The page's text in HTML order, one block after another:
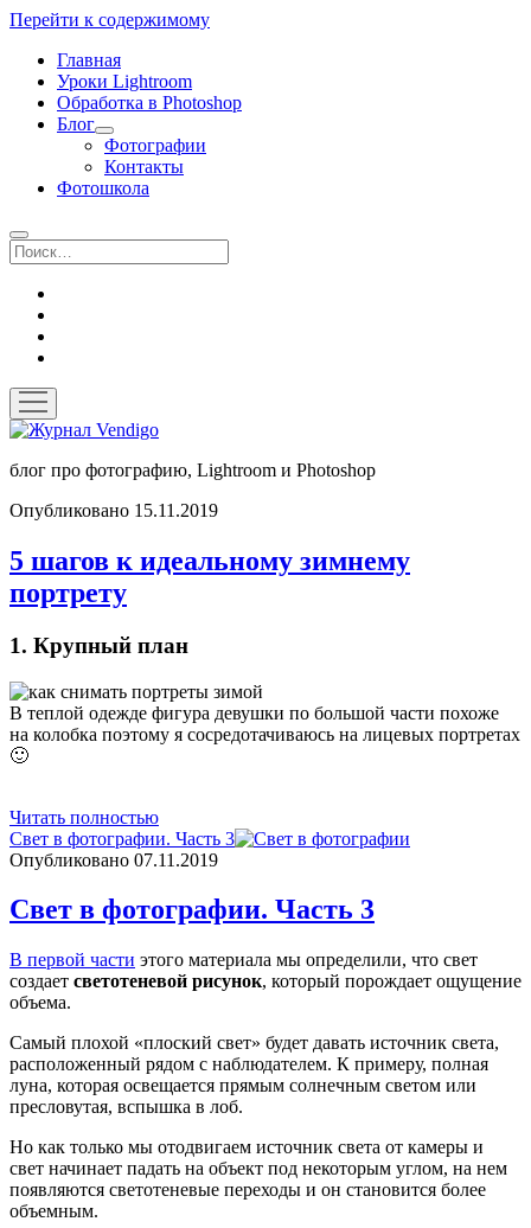
Перейти к содержимому
Главная
Уроки Lightroom
Обработка в Photoshop
Блог
открыть
выпадающее
меню
Фотографии
Контакты
Фотошкола
Поиск
открыть
меню
Журнал
блог про фотографию, Lightroom и Photoshop
Журнал
Vendigo
Записи
Опубликовано 15.11.2019
5 шагов к идеальному зимнему
портрету
1. Крупный план
В теплой одежде фигура девушки по большой части похоже
на колобка поэтому я сосредотачиваюсь на лицевых портретах
🙂
Читать полностью5
шагов
к
зимнему
портрету
Свет в фотографии. Часть 3
Опубликовано 07.11.2019
Свет в фотографии. Часть 3
В первой части этого материала мы определили, что свет
создает светотеневой рисунок, который порождает ощущение
объема.
Самый плохой «плоский свет» будет давать источник света,
расположенный рядом с наблюдателем. К примеру, полная
луна, которая освещается прямым солнечным светом или
пресловутая, вспышка в лоб.
Но как только мы отодвигаем источник света от камеры и
свет начинает падать на объект под некоторым углом, на нем
появляются светотеневые переходы и он становится более
объемным.